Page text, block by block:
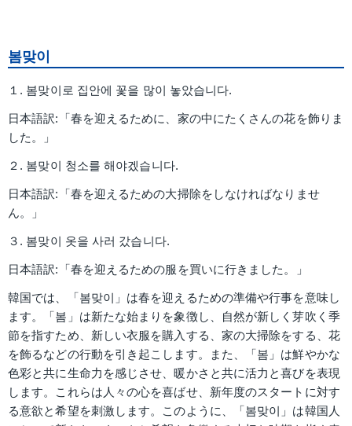
봄맞이
１. 봄맞이로 집안에 꽃을 많이 놓았습니다.
日本語訳:「春を迎えるために、家の中にたくさんの花を飾りま
した。」
２. 봄맞이 청소를 해야겠습니다.
日本語訳:「春を迎えるための大掃除をしなければなりませ
ん。」
３. 봄맞이 옷을 사러 갔습니다.
日本語訳:「春を迎えるための服を買いに行きました。」
韓国では、「봄맞이」は春を迎えるための準備や行事を意味し
ます。「봄」は新たな始まりを象徴し、自然が新しく芽吹く季
節を指すため、新しい衣服を購入する、家の大掃除をする、花
を飾るなどの行動を引き起こします。また、「봄」は鮮やかな
色彩と共に生命力を感じさせ、暖かさと共に活力と喜びを表現
します。これらは人々の心を喜ばせ、新年度のスタートに対す
る意欲と希望を刺激します。このように、「봄맞이」は韓国人